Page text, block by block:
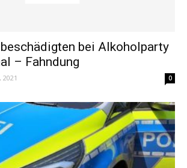
bei Alkoholparty
– Fahndung
2021 0